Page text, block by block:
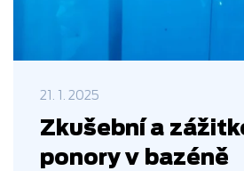
21. 1. 2025
Zkušební a
ponory v bazéně